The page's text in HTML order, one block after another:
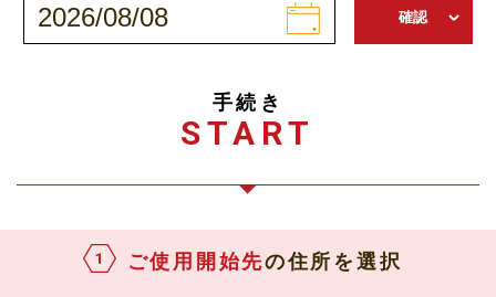
手続き
START
ご使用開始先の住所を選択